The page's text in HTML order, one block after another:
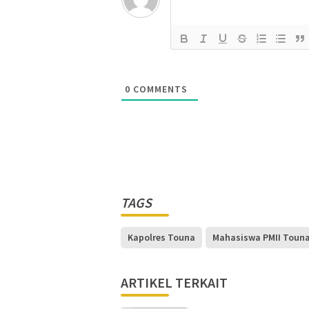
0 COMMENTS
TAGS
Kapolres Touna Mahasiswa PMII Touna
ARTIKEL TERKAIT